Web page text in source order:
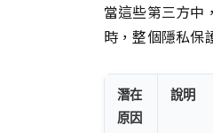
當這些第三方中
時，整個隱私保
潛在
原因
說明